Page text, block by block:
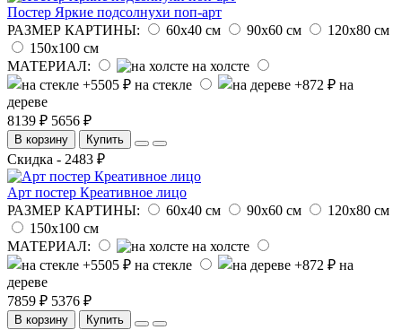
Постер Яркие подсолнухи поп-арт
РАЗМЕР КАРТИНЫ:
60х40 см 90х60 см
120х80 см
150х100 см
МАТЕРИАЛ:
на холсте
на стекле
на
дереве
8139 ₽ 5656 ₽
В корзину Купить
Скидка - 2483 ₽
Арт постер Креативное лицо
РАЗМЕР КАРТИНЫ:
60х40 см 90х60 см
120х80 см
150х100 см
МАТЕРИАЛ:
на холсте
на стекле
на
дереве
7859 ₽ 5376 ₽
В корзину Купить